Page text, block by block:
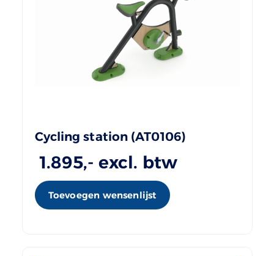
Cycling station (AT0106)
1.895,- excl. btw
Toevoegen wensenlijst